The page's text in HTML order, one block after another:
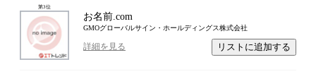
第3位
お名前.com
GMOグローバルサイン・ホールディングス株式会社
詳細を見る リストに追加する